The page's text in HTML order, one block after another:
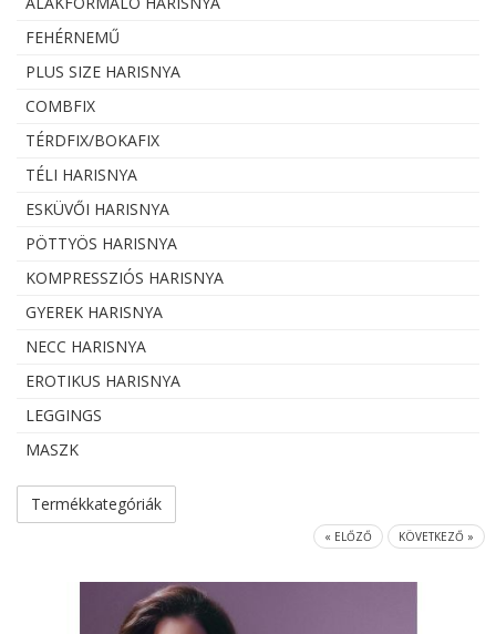
FEHÉRNEMŰ
PLUS SIZE HARISNYA
COMBFIX
TÉRDFIX/BOKAFIX
TÉLI HARISNYA
ESKÜVŐI HARISNYA
PÖTTYÖS HARISNYA
KOMPRESSZIÓS HARISNYA
GYEREK HARISNYA
NECC HARISNYA
EROTIKUS HARISNYA
LEGGINGS
MASZK
Termékkategóriák
« ELŐZŐ KÖVETKEZŐ »